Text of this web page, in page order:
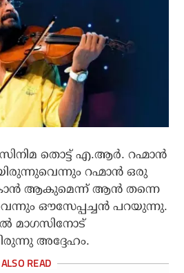
തൊട്ട് എ.ആർ. റഹ്മാൻ
റഹ്മാൻ ഒരു
ആകുമെന്ന് ആൻ തന്നെ
ഔസേപ്പച്ചൻ പറയുന്നു.
മാഗസിനോട്
അദ്ദേഹം.